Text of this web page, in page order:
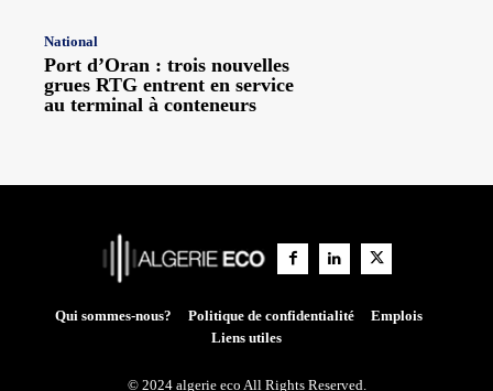
National
Port d’Oran : trois nouvelles
grues RTG entrent en service
au terminal à conteneurs
Qui sommes-nous? Politique de confidentialité
Emplois
Liens utiles
© 2024 algerie eco All Rights Reserved.